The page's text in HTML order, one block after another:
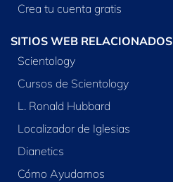
Crea tu cuenta gratis
SITIOS WEB RELACIONADOS
Scientology
Cursos de Scientology
L. Ronald Hubbard
Localizador de Iglesias
Dianetics
Cómo Ayudamos